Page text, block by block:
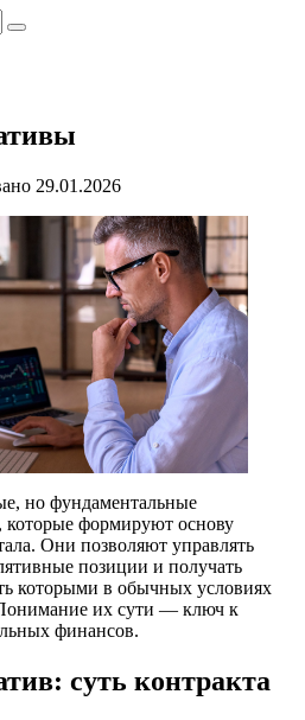
29.01.2026
но фундаментальные
формируют основу
Они позволяют управлять
позиции и получать
которыми в обычных условиях
их сути — ключ к
финансов.
суть контракта